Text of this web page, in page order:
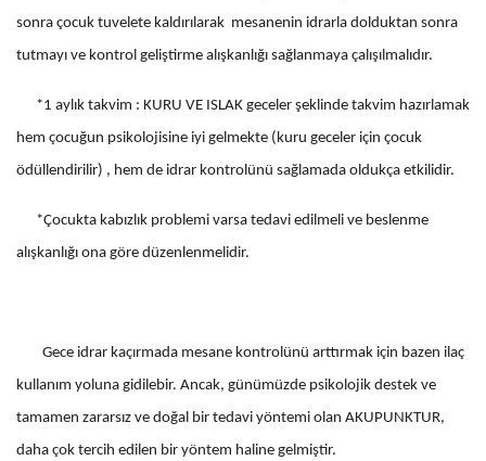
sonra çocuk tuvelete kaldırılarak mesanenin idrarla dolduktan sonra
tutmayı ve kontrol geliştirme alışkanlığı sağlanmaya çalışılmalıdır.
*1 aylık takvim : KURU VE ISLAK geceler şeklinde takvim hazırlamak
hem çocuğun psikolojisine iyi gelmekte (kuru geceler için çocuk
ödüllendirilir) , hem de idrar kontrolünü sağlamada oldukça etkilidir.
*Çocukta kabızlık problemi varsa tedavi edilmeli ve beslenme
alışkanlığı ona göre düzenlenmelidir.
Gece idrar kaçırmada mesane kontrolünü arttırmak için bazen ilaç
kullanım yoluna gidilebir. Ancak, günümüzde psikolojik destek ve
tamamen zararsız ve doğal bir tedavi yöntemi olan AKUPUNKTUR,
daha çok tercih edilen bir yöntem haline gelmiştir.